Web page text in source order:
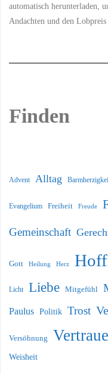
automatisch herunterladen,
Andachten und den
Finden
Advent Alltag
Evangelium Freiheit Freude
Gemeinschaft
Gott Heilung Herz
Licht Liebe Mitgefühl
Paulus Politik Trost
Versöhnung
Weisheit